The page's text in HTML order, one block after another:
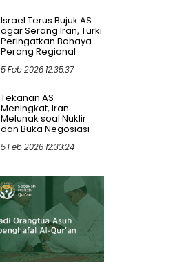
Israel Terus Bujuk AS
agar Serang Iran, Turki
Peringatkan Bahaya
Perang Regional
5 Feb 2026 12:35:37
Tekanan AS
Meningkat, Iran
Melunak soal Nuklir
dan Buka Negosiasi
5 Feb 2026 12:33:24